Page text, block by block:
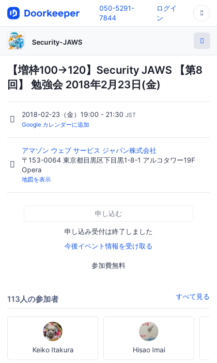
050-5291-
7844
ログイ
ン
Security-JAWS
【増枠100→120】Security JAWS 【第8
回】 勉強会 2018年2月23日(金)
2018-02-23（金）19:00 - 21:30 JST
Google カレンダーに追加
アマゾン ウェブ サービス ジャパン株式会社
〒153-0064 東京都目黒区下目黒1-8-1 アルコタワー19F
Opera
地図を表示
申し込む
申し込み受付は終了しました
今後イベント情報を受け取る
参加費無料
113人の参加者 すべて見る
Keiko Itakura Hisao Imai